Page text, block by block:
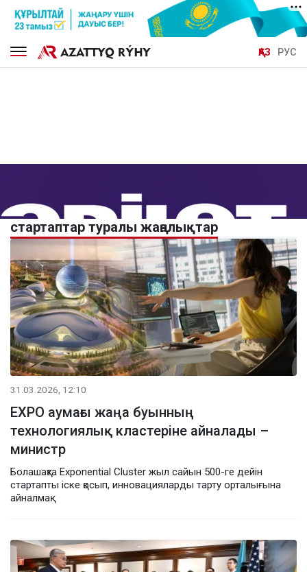
ҚАЗ РУС
стартаптар туралы жаңалықтар
31.03.2026, 12:10
EXPO аумағы жаңа буынның
технологиялық кластеріне айналады –
министр
Болашақта Exponential Cluster жыл сайын 500-ге дейін
стартапты іске қосып, инновацияларды тарту орталығына
айналмақ